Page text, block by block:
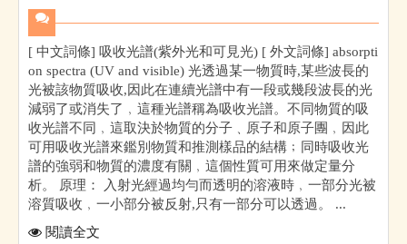
[ 中文詞條] 吸收光譜(紫外光和可見光) [ 外文詞條] absorpti
on spectra (UV and visible) 光透過某一物質時,某些波長的
光被該物質吸收,因此在連續光譜中有一段或幾段波長的光
減弱了或消失了﹐這種光譜稱為吸收光譜。不同物質的吸
收光譜不同﹐這取決於物質的分子﹑原子和原子團﹐因此
可用吸收光譜來鑑別物質和推測樣品的結構﹔同時吸收光
譜的強弱和物質的濃度有關﹐這個性質可用來做定量分
析。 原理： 入射光經過均勻而透明的溶液時﹐一部分光被
溶質吸收﹐一小部分被反射,只有一部分可以透過。 ...
閱讀全文